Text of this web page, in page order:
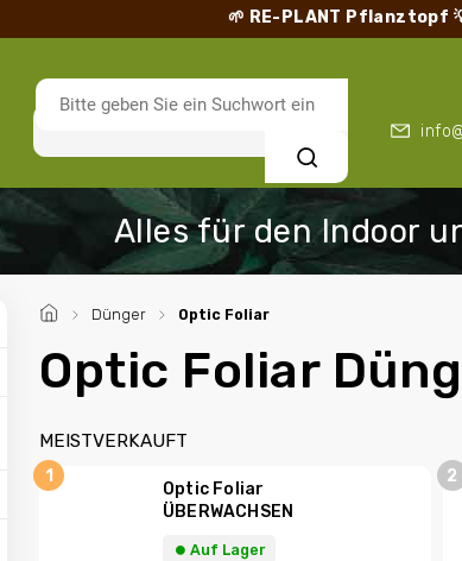
🌱 RE-PLANT Pflanztopf
Suchen
/ Dünger / Optic Foliar
Optic Foliar
MEISTVERKAUFT
Optic Foliar
ÜBERWACHSEN
⏺︎ Auf Lager